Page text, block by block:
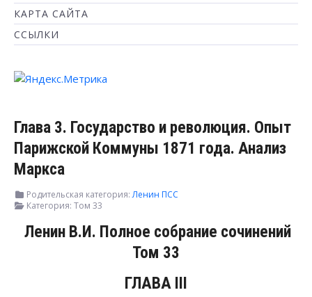
КАРТА САЙТА
ССЫЛКИ
Глава 3. Государство и революция. Опыт
Парижской Коммуны 1871 года. Анализ
Маркса
Родительская категория:Ленин ПСС
Категория: Том 33
Ленин В.И. Полное собрание сочинений
Том 33
ГЛАВА III